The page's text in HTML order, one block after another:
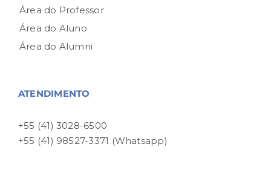
Área do Professor
Área do Aluno
Área do Alumni
ATENDIMENTO
+55 (41) 3028-6500
+55 (41) 98527-3371 (Whatsapp)